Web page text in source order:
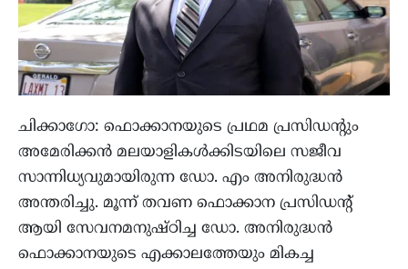
ചിക്കാഗോ: ഫൊക്കാനയുടെ പ്രഥമ പ്രസിഡന്റും
അമേരിക്കൻ മലയാളികൾക്കിടയിലെ സജീവ
സാന്നിധ്യവുമായിരുന്ന ഡോ. എം അനിരുദ്ധൻ
അന്തരിച്ചു. മൂന്ന് തവണ ഫൊക്കാന പ്രസിഡന്റ്
ആയി സേവനമനുഷ്‌ഠിച്ച ഡോ. അനിരുദ്ധൻ
ഫൊക്കാനയുടെ എക്കാലത്തേയും മികച്ച